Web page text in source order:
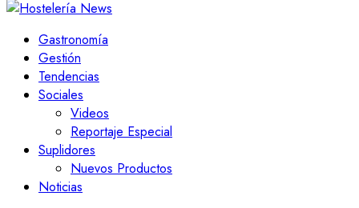
Gastronomía
Gestión
Tendencias
Sociales
Videos
Reportaje Especial
Suplidores
Nuevos Productos
Noticias